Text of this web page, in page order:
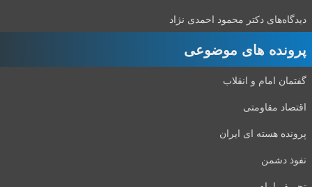
دیدگاه‌های دکتر محمود احمدی نژاد
پرونده های موضوعی
گفتمان امام و انقلاب
اقتصاد مقاومتی
پرونده هسته ای ایران
نفوذ دشمن